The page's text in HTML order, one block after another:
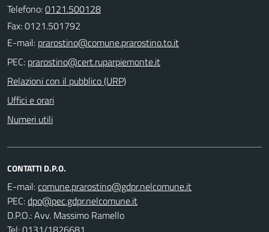
Telefono:0121.500128
Fax: 0121.501792
E-mail:
PEC:
Relazioni con il pubblico (URP)
Uffici e orari
Numeri utili
CONTATTI D.P.O.
E-mail:
PEC:
D.P.O.: Avv. Massimo Ramello